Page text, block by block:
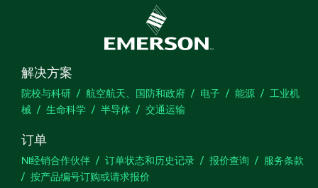
解决方案
院校与科研 航空航天、国防和政府 电子 能源
工业机
械
生命科学 半导体 交通运输
订单
NI经销合作伙伴 订单状态和历史记录 报价查询
服务条款
按产品编号订购或请求报价